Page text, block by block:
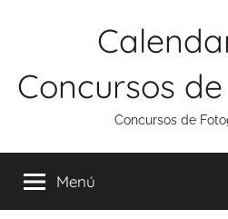
Concursos
Concursos de
Menú